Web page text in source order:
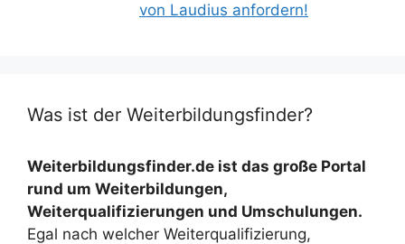
von Laudius anfordern!
Was ist der Weiterbildungsfinder?
Weiterbildungsfinder.de ist das große Portal
rund um Weiterbildungen,
Weiterqualifizierungen und Umschulungen.
Egal nach welcher Weiterqualifizierung,